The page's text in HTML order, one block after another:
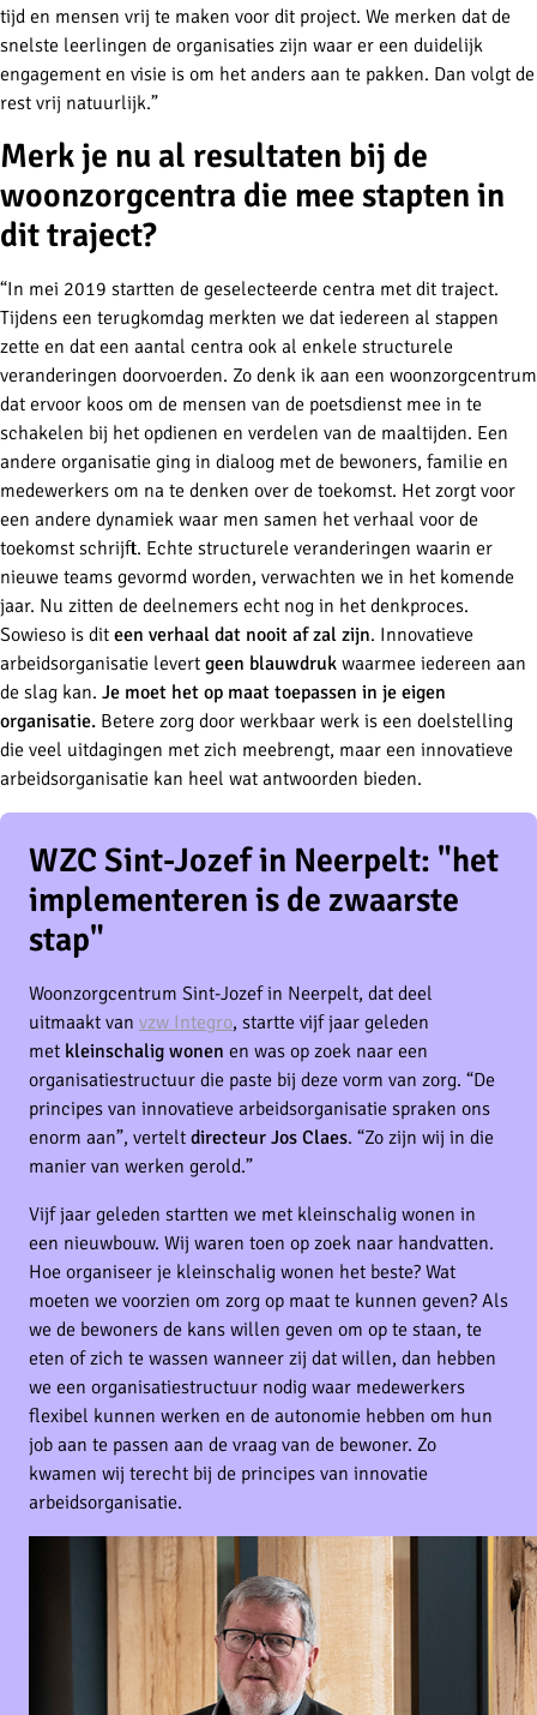
tijd en mensen vrij te maken voor dit project. We merken dat de
snelste leerlingen de organisaties zijn waar er een duidelijk
engagement en visie is om het anders aan te pakken. Dan volgt de
rest vrij natuurlijk.”
Merk je nu al resultaten bij de
woonzorgcentra die mee stapten in
dit traject?
“In mei 2019 startten de geselecteerde centra met dit traject.
Tijdens een terug­komdag merkten we dat iedereen al stappen
zette en dat een aantal centra ook al enkele structurele
veranderingen doorvoerden. Zo denk ik aan een woonzorgcentrum
dat ervoor koos om de mensen van de poetsdienst mee in te
schakelen bij het opdienen en verdelen van de maaltijden. Een
andere organisatie ging in dialoog met de bewoners, familie en
medewerkers om na te denken over de toekomst. Het zorgt voor
een andere dynamiek waar men samen het verhaal voor de
toekomst schrijft. Echte structu­rele veranderingen waarin er
nieuwe teams gevormd worden, verwachten we in het komende
jaar. Nu zitten de deelnemers echt nog in het denkproces.
Sowieso is dit een verhaal dat nooit af zal zijn. Innovatieve
arbeidsorganisatie levert geen blauwdruk waarmee iedereen aan
de slag kan. Je moet het op maat toepassen in je eigen
organisatie. Betere zorg door werkbaar werk is een doelstelling
die veel uitdagingen met zich meebrengt, maar een innovatieve
arbeidsorganisatie kan heel wat antwoorden bieden.
WZC Sint-Jozef in Neerpelt: "het
implementeren is de zwaarste
stap"
Woonzorgcentrum Sint-Jozef in Neerpelt, dat deel
uitmaakt van vzw Integro, startte vijf jaar geleden
met kleinschalig wonen en was op zoek naar een
organisatiestructuur die paste bij deze vorm van zorg. “De
principes van innovatieve arbeidsorganisatie spraken ons
enorm aan”, vertelt directeur Jos Claes. “Zo zijn wij in die
manier van werken gerold.”
Vijf jaar geleden startten we met kleinschalig wonen in
een nieuwbouw. Wij waren toen op zoek naar handvatten.
Hoe organiseer je kleinschalig wonen het beste? Wat
moeten we voorzien om zorg op maat te kunnen geven? Als
we de bewoners de kans willen geven om op te staan, te
eten of zich te wassen wanneer zij dat willen, dan hebben
we een organisatie­structuur nodig waar medewerkers
flexibel kunnen werken en de autonomie hebben om hun
job aan te passen aan de vraag van de bewoner. Zo
kwamen wij terecht bij de principes van innovatie
arbeidsorganisatie.